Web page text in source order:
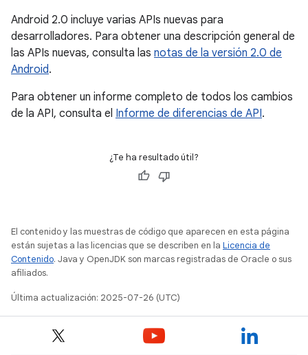
Android 2.0 incluye varias APIs nuevas para
desarrolladores. Para obtener una descripción general de
las APIs nuevas, consulta las notas de la versión 2.0 de
Android.
Para obtener un informe completo de todos los cambios
de la API, consulta el Informe de diferencias de API.
¿Te ha resultado útil?
El contenido y las muestras de código que aparecen en esta página
están sujetas a las licencias que se describen en la Licencia de
Contenido. Java y OpenJDK son marcas registradas de Oracle o sus
afiliados.
Última actualización: 2025-07-26 (UTC)